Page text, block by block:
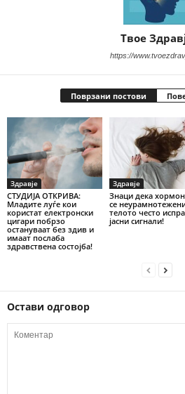
Твое
https://
Поврзани постови
Здравје
СТУДИЈА ОТКРИВА:
Младите луѓе кои
користат електронски
цигари побрзо
остануваат без здив и
имаат послаба
здравствена состојба!
Здравје
Знаци дека
се
телото често
јасни сигнали!
Остави одговор